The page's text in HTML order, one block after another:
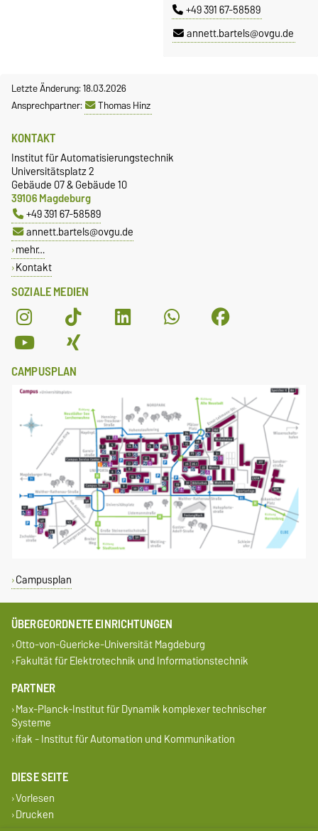
+49 391 67-58589
annett.bartels@ovgu.de
Letzte Änderung: 18.03.2026
Ansprechpartner:
Thomas Hinz
SOZIALE MEDIEN
KONTAKT
Institut für Automatisierungstechnik
Universitätsplatz 2
Gebäude 07 & Gebäude 10
39106 Magdeburg
+49 391 67-58589
annett.bartels@ovgu.de
mehr…
Kontakt
CAMPUSPLAN
Campusplan
ÜBERGEORDNETE EINRICHTUNGEN
Otto-von-Guericke-Universität Magdeburg
Fakultät für Elektrotechnik und Informationstechnik
PARTNER
Max-Planck-Institut für Dynamik komplexer technischer
Systeme
ifak - Institut für Automation und Kommunikation
DIESE SEITE
Vorlesen
Drucken